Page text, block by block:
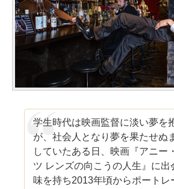
学生時代は映画監督に淡い夢を
が、社会人となり夢を果たせぬ
していたある日、映画『アニー
ツ レンズの向こうの人生』に出
味を持ち2013年頃からポートレ